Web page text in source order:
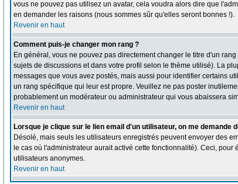
vous ne pouvez pas utilisez un avatar, cela voudra alors dire que
en demander les raisons (nous sommes sûr qu'elles seront bonnes !).
Revenir en haut
Comment puis-je changer mon rang ?
En général, vous ne pouvez pas directement changer le titre d'un
sujets de discussions et dans votre profil selon le thème utilisé). La
messages que vous avez postés, mais aussi pour identifier certains
un rang spécifique qui leur est propre. Veuillez ne pas poster
probablement un modérateur ou administrateur qui vous abaissera
Revenir en haut
Lorsque je clique sur le lien email d'un utilisateur, on me demande
Désolé, mais seuls les utilisateurs enregistrés peuvent envoyer des
le cas où l'administrateur aurait activé cette fonctionnalité). Ceci,
utilisateurs anonymes.
Revenir en haut